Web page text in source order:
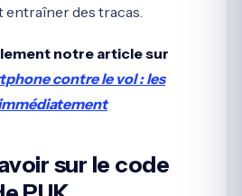
des tracas.
notre article sur
contre le vol : les
sur le code